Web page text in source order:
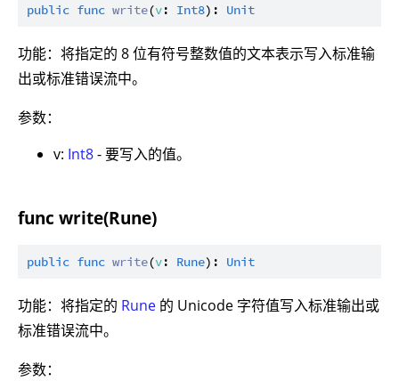
public func write(v: Int8): Unit
功能：将指定的 8 位有符号整数值的文本表示写入标准输
出或标准错误流中。
参数：
v: Int8- 要写入的值。
func write(Rune)
public func write(v: Rune): Unit
功能：将指定的 Rune 的 Unicode 字符值写入标准输出或
标准错误流中。
参数：